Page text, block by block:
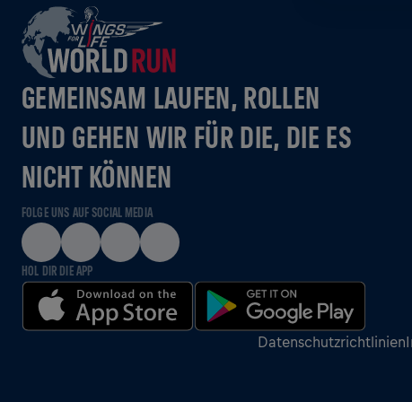
GEMEINSAM LAUFEN, ROLLEN
UND GEHEN WIR FÜR DIE, DIE ES
NICHT KÖNNEN
FOLGE UNS AUF SOCIAL MEDIA
HOL DIR DIE APP
Datenschutzrichtlinien